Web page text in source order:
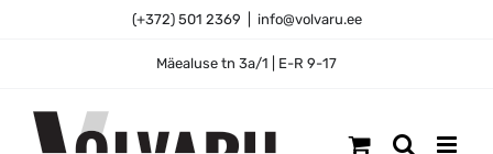
(+372) 501 2369 info@volvaru.ee
Mäealuse tn 3a/1 | E-R 9-17